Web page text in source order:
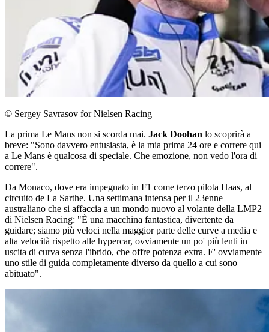
© Sergey Savrasov for Nielsen Racing
La prima Le Mans non si scorda mai. Jack Doohan lo scoprirà a
breve: "Sono davvero entusiasta, è la mia prima 24 ore e correre qui
a Le Mans è qualcosa di speciale. Che emozione, non vedo l'ora di
correre".
Da Monaco, dove era impegnato in F1 come terzo pilota Haas, al
circuito de La Sarthe. Una settimana intensa per il 23enne
australiano che si affaccia a un mondo nuovo al volante della LMP2
di Nielsen Racing: "È una macchina fantastica, divertente da
guidare; siamo più veloci nella maggior parte delle curve a media e
alta velocità rispetto alle hypercar, ovviamente un po' più lenti in
uscita di curva senza l'ibrido, che offre potenza extra. E' ovviamente
uno stile di guida completamente diverso da quello a cui sono
abituato".